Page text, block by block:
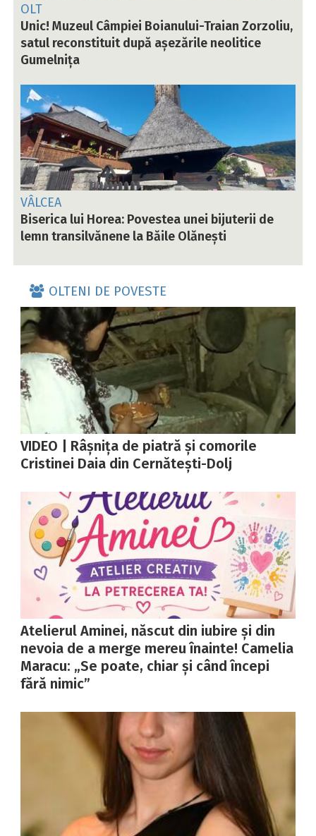
OLT
Unic! Muzeul Câmpiei Boianului-Traian Zorzoliu,
satul reconstituit după așezările neolitice
Gumelnița
VÂLCEA
Biserica lui Horea: Povestea unei bijuterii de
lemn transilvănene la Băile Olănești
OLTENI DE POVESTE
VIDEO | Râșnița de piatră și comorile
Cristinei Daia din Cernătești-Dolj
Atelierul Aminei, născut din iubire și din
nevoia de a merge mereu înainte! Camelia
Maracu: „Se poate, chiar și când începi
fără nimic”